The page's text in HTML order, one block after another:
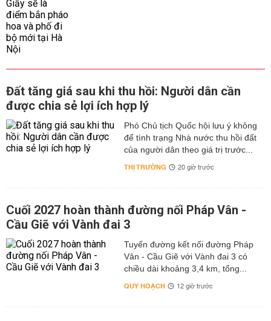
Đất tăng giá sau khi thu hồi: Người dân cần
được chia sẻ lợi ích hợp lý
Phó Chủ tịch Quốc hội lưu ý không
để tình trạng Nhà nước thu hồi đất
của người dân theo giá trị trước...
THỊ TRƯỜNG 20 giờ trước
Cuối 2027 hoàn thành đường nối Pháp Vân -
Cầu Giẽ với Vành đai 3
Tuyến đường kết nối đường Pháp
Vân - Cầu Giẽ với Vành đai 3 có
chiều dài khoảng 3,4 km, tổng...
QUY HOẠCH 12 giờ trước